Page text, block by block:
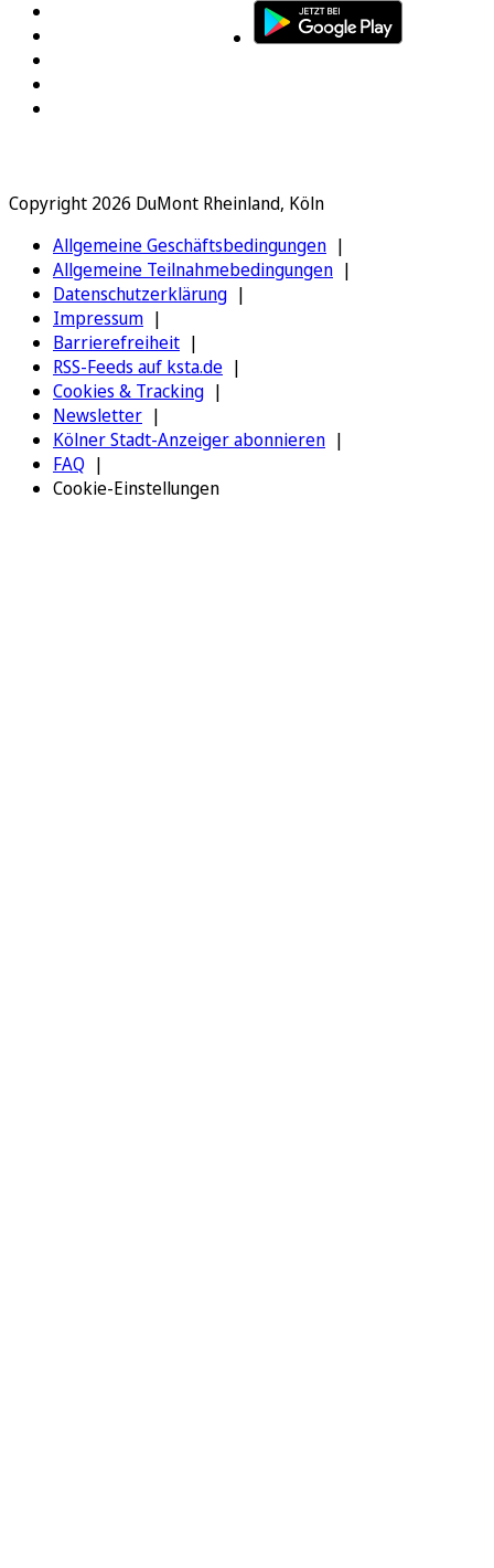
Copyright 2026 DuMont Rheinland, Köln
Allgemeine Geschäftsbedingungen
Allgemeine Teilnahmebedingungen
Datenschutzerklärung
Impressum
Barrierefreiheit
RSS-Feeds auf ksta.de
Cookies & Tracking
Newsletter
Kölner Stadt-Anzeiger abonnieren
FAQ
Cookie-Einstellungen